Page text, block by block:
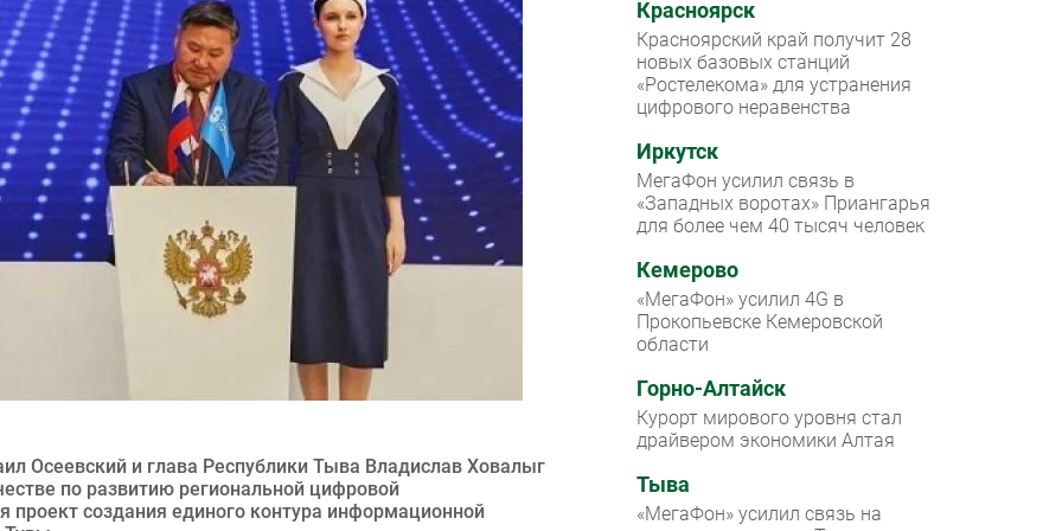
Осеевский и глава Республики Тыва Владислав Ховалыг
по развитию региональной цифровой
проект создания единого контура информационной
Красноярск
Красноярский край получит 28
новых базовых станций
«Ростелекома» для устранения
цифрового неравенства
Иркутск
МегаФон усилил связь в
«Западных воротах» Приангарья
для более чем 40 тысяч человек
Кемерово
«МегаФон» усилил 4G в
Прокопьевске Кемеровской
области
Горно-Алтайск
Курорт мирового уровня стал
драйвером экономики Алтая
Тыва
«МегаФон» усилил связь на